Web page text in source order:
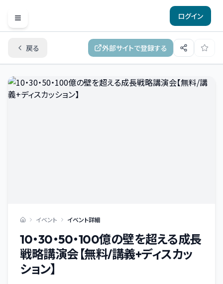
Open menu
ログイン
戻る 外部サイトで登録する
イベント イベント詳細
10・30・50・100億の壁を超える成長
戦略講演会【無料/講義+ディスカッ
ション】